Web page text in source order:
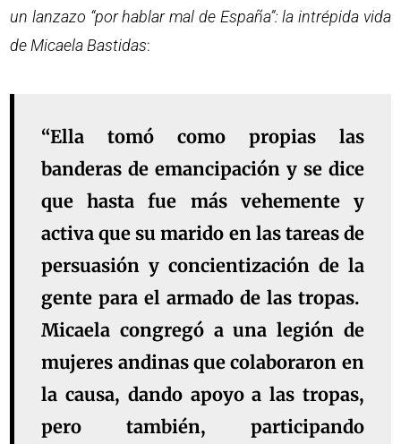
un lanzazo “por hablar mal de España”: la intrépida vida
de Micaela Bastidas:
“Ella tomó como propias las
banderas de emancipación y se dice
que hasta fue más vehemente y
activa que su marido en las tareas de
persuasión y concientización de la
gente para el armado de las tropas.
Micaela congregó a una legión de
mujeres andinas que colaboraron en
la causa, dando apoyo a las tropas,
pero también, participando